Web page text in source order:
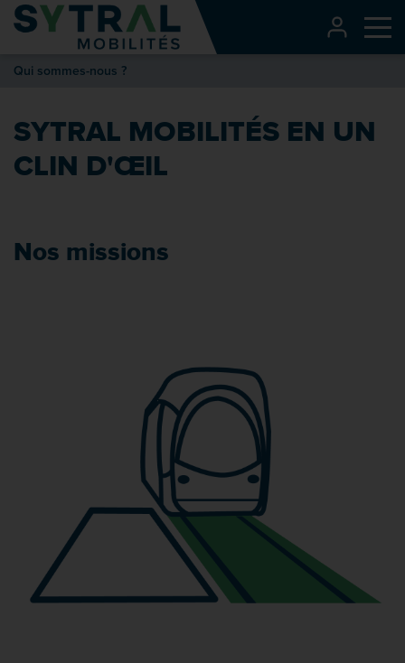
Contenu
Entête de page
Qui sommes-nous ?
SYTRAL MOBILITÉS EN UN
CLIN D'ŒIL
Nos missions